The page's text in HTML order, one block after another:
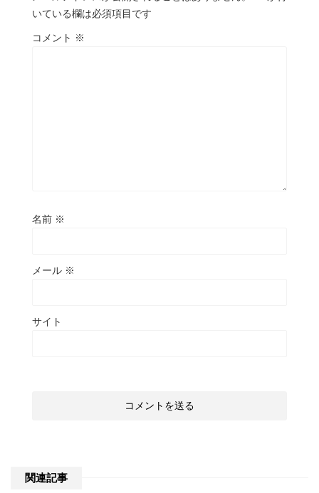
いている欄は必須項目です
コメント ※
名前 ※
メール ※
サイト
関連記事